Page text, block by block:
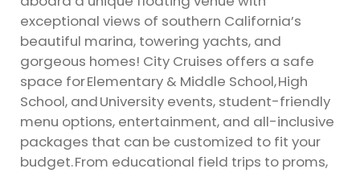
exceptional views of southern California’s
beautiful marina, towering yachts, and
gorgeous homes! City Cruises offers a safe
space for Elementary & Middle School, High
School, and University events, student-friendly
menu options, entertainment, and all-inclusive
packages that can be customized to fit your
budget. From educational field trips to proms,